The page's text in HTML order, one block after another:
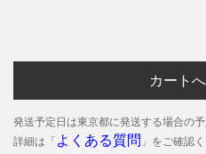
カート
発送予定日は東京都に発送する場合の予
詳細は「 よくある質問 」をご確認く